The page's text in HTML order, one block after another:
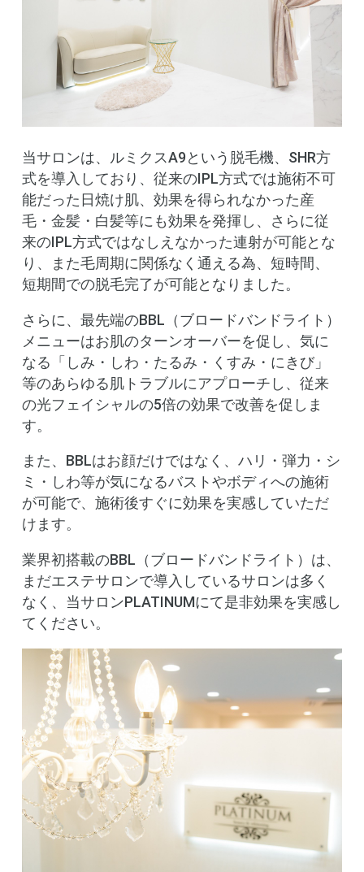
当サロンは、ルミクスA9という脱毛機、SHR方
式を導入しており、従来のIPL方式では施術不可
能だった日焼け肌、効果を得られなかった産
毛・金髪・白髪等にも効果を発揮し、さらに従
来のIPL方式ではなしえなかった連射が可能とな
り、また毛周期に関係なく通える為、短時間、
短期間での脱毛完了が可能となりました。
さらに、最先端のBBL（ブロードバンドライト）
メニューはお肌のターンオーバーを促し、気に
なる「しみ・しわ・たるみ・くすみ・にきび」
等のあらゆる肌トラブルにアプローチし、従来
の光フェイシャルの5倍の効果で改善を促しま
す。
また、BBLはお顔だけではなく、ハリ・弾力・シ
ミ・しわ等が気になるバストやボディへの施術
が可能で、施術後すぐに効果を実感していただ
けます。
業界初搭載のBBL（ブロードバンドライト）は、
まだエステサロンで導入しているサロンは多く
なく、当サロンPLATINUMにて是非効果を実感し
てください。